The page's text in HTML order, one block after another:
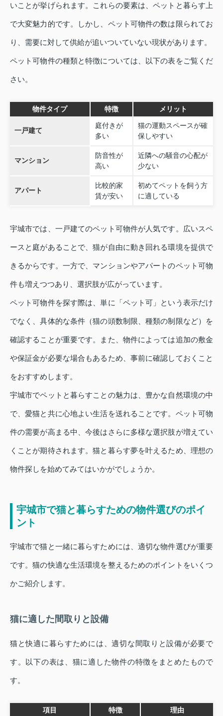
いことが挙げられます。これらの要素は、ペットと暮らす上
で大変魅力的です。しかし、ペット可物件の数は限られてお
り、需要に対して供給が追いついていない現状があります。
ペット可物件の種類と特徴については、以下の表をご覧くだ
さい。
物件タイプ 特徴 メリット
一戸建て
庭付きが
多い
猫の運動スペースが確
保しやすい
マンション
防音性が
高い
近隣への騒音の心配が
少ない
アパート
比較的家
賃が安い
初めてペットを飼う方
に適している
宇城市では、一戸建てのペット可物件が人気です。広いスペ
ースと庭があることで、猫が自由に動き回れる環境を提供で
きるからです。一方で、マンションやアパートのペット可物
件も増えつつあり、選択肢が広がっています。
ペット可物件を探す際は、単に「ペット可」という表示だけ
でなく、具体的な条件（猫の頭数制限、種類の制限など）を
確認することが重要です。また、物件によっては追加の敷金
や保証金が必要な場合もあるため、事前に確認しておくこと
をおすすめします。
宇城市でペットと暮らすことの魅力は、豊かな自然環境の中
で、愛猫と共に心地よい生活を送れることです。ペット可物
件の需要が高まる中、今後はさらに多様な選択肢が増えてい
くことが期待されます。猫と暮らす夢を叶えるため、理想の
物件探しを始めてみてはいかがでしょうか。
宇城市で猫と暮らすための物件選びのポイ
ント
宇城市で猫と一緒に暮らすためには、適切な物件選びが重要
です。猫の快適な生活環境を整えるためのポイントをいくつ
かご紹介します。
猫に適した間取りと設備
猫と快適に暮らすためには、適切な間取りと設備が必要で
す。以下の表は、猫に適した物件の特徴をまとめたもので
す。
項目 特徴 理由